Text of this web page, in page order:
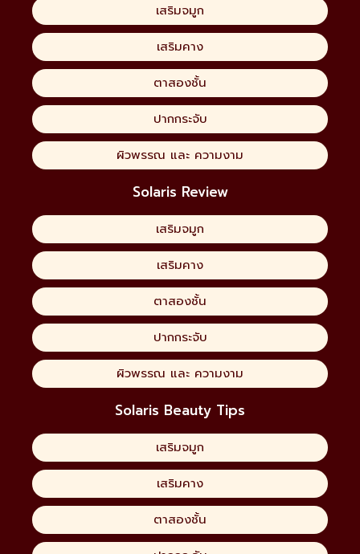
เสริมจมูก
เสริมคาง
ตาสองชั้น
ปากกระจับ
ผิวพรรณ และ ความงาม
Solaris Review
เสริมจมูก
เสริมคาง
ตาสองชั้น
ปากกระจับ
ผิวพรรณ และ ความงาม
Solaris Beauty Tips
เสริมจมูก
เสริมคาง
ตาสองชั้น